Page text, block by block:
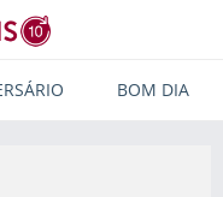
BOM DIA